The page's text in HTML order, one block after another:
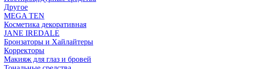
Другое
MEGA TEN
Косметика декоративная
JANE IREDALE
Бронзаторы и Хайлайтеры
Корректоры
Макияж для глаз и бровей